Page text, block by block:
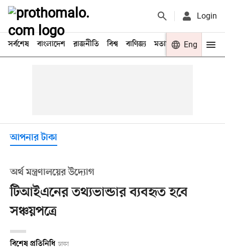
Login
সর্বশেষ বাংলাদেশ রাজনীতি বিশ্ব বাণিজ্য মতামত খেলা
Eng
আপনার টাকা
অর্থ মন্ত্রণালয়ের উদ্যোগ
টিআইএনের তথ্যভান্ডার ব্যবহৃত হবে
সঞ্চয়পত্রে
বিশেষ প্রতিনিধি ঢাকা